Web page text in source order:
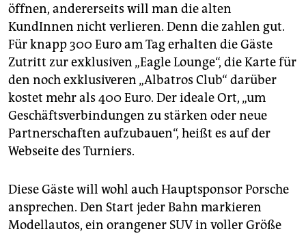
öffnen, andererseits will man die alten
KundInnen nicht verlieren. Denn die zahlen gut.
Für knapp 300 Euro am Tag erhalten die Gäste
Zutritt zur exklusiven „Eagle Lounge“, die Karte für
den noch exklusiveren „Alba­tros Club“ darüber
kostet mehr als 400 Euro. Der ideale Ort, „um
Geschäftsverbindungen zu stärken oder neue
Partnerschaften aufzubauen“, heißt es auf der
Webseite des Turniers.
Diese Gäste will wohl auch Hauptsponsor Porsche
ansprechen. Den Start jeder Bahn markieren
Modellautos, ein orangener SUV in voller Größe